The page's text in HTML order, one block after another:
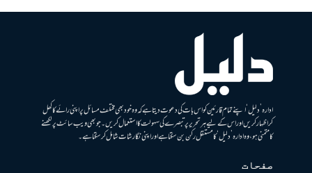
ادارہ ’دلیل‘ اپنے تمام قارئین کو اس بات کی دعوت دیتا ہے کہ وہ خود بھی مختلف مسائل پر اپنی رائے کا کھل
کر اظہار کریں اور اس کے لیے ہر تحریر پر تبصرے کی سہولت کا استعمال کریں۔ جو بھی ویب سائٹ پر لکھنے
کا متمنی ہو، وہ ادارہ ’دلیل‘ کا مستقل رکن بن سکتا ہے اور اپنی نگارشات شامل کرسکتا ہے۔
صفحات